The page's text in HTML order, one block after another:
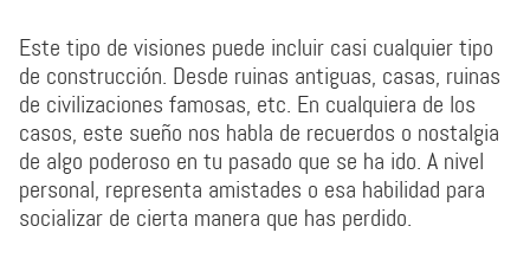
Este tipo de visiones puede incluir casi cualquier tipo
de construcción. Desde ruinas antiguas, casas, ruinas
de civilizaciones famosas, etc. En cualquiera de los
casos, este sueño nos habla de recuerdos o nostalgia
de algo poderoso en tu pasado que se ha ido. A nivel
personal, representa amistades o esa habilidad para
socializar de cierta manera que has perdido.